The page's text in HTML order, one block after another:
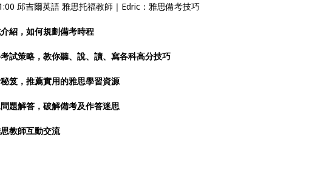
邱吉爾英語 雅思托福教師｜Edric：雅思備考技巧
紹，如何規劃備考時程
試策略，教你聽、說、讀、寫各科高分技巧
笈，推薦實用的雅思學習資源
題解答，破解備考及作答迷思
教師互動交流